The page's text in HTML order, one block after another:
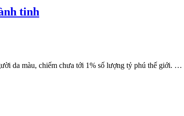
tinh
da màu, chiếm chưa tới 1% số lượng tỷ phú thế giới. …